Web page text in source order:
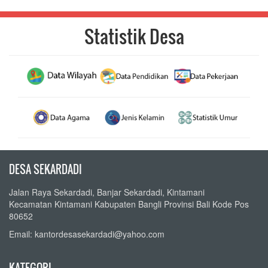
The chart has 1 X axis displaying categories.
Statistik Desa
DESA SEKARDADI
Jalan Raya Sekardadi, Banjar Sekardadi, Kintamani
Kecamatan Kintamani Kabupaten Bangli Provinsi Bali Kode Pos
80652
Email: kantordesasekardadi@yahoo.com